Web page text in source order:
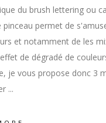
du brush lettering ou
pinceau permet de
et notamment de les
de dégradé de
je vous propose donc 3